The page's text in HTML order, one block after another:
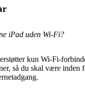
iPad uden Wi-Fi?
kun Wi-Fi-
så du skal være inden